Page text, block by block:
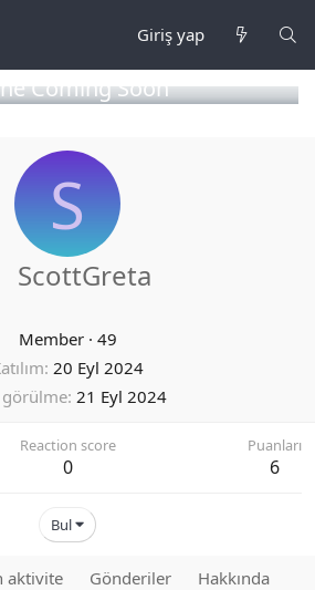
Giriş yap
Coming Soon
S
ScottGreta
Member · 49
20 Eyl 2024
görülme 21 Eyl 2024
Reaction score
0
Puanları
6
Bul
aktivite Gönderiler Hakkında